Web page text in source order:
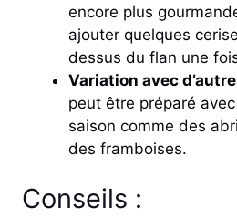
encore plus
ajouter quelques
dessus du flan une
Variation avec
peut être préparé
saison comme des
des framboises.
Conseils :